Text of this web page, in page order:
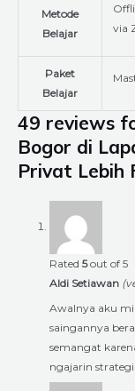
Metode
Belajar
via
Paket
Belajar
49 reviews
Bogor di
Privat Lebih
Rated 5out of 5
Aldi Setiawan
Awalnya aku
saingannya
semangat
ngajarin